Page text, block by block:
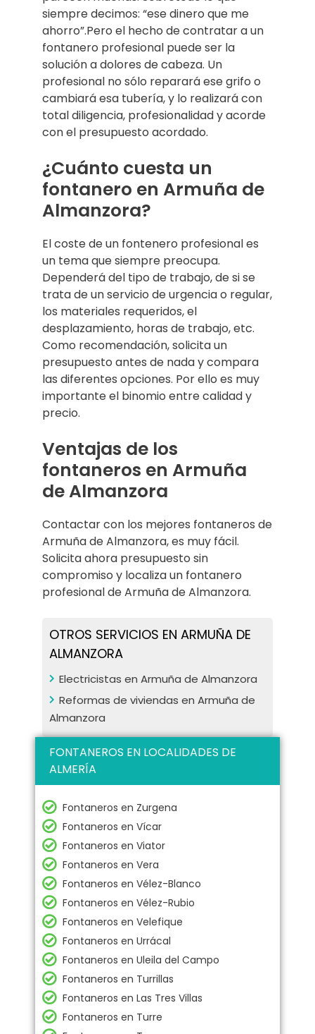
siempre decimos: “ese dinero que me
ahorro”.Pero el hecho de contratar a un
fontanero profesional puede ser la
solución a dolores de cabeza. Un
profesional no sólo reparará ese grifo o
cambiará esa tubería, y lo realizará con
total diligencia, profesionalidad y acorde
con el presupuesto acordado.
¿Cuánto cuesta un
fontanero en Armuña de
Almanzora?
El coste de un fontenero profesional es
un tema que siempre preocupa.
Dependerá del tipo de trabajo, de si se
trata de un servicio de urgencia o regular,
los materiales requeridos, el
desplazamiento, horas de trabajo, etc.
Como recomendación, solicita un
presupuesto antes de nada y compara
las diferentes opciones. Por ello es muy
importante el binomio entre calidad y
precio.
Ventajas de los
fontaneros en Armuña
de Almanzora
Contactar con los mejores fontaneros de
Armuña de Almanzora, es muy fácil.
Solicita ahora presupuesto sin
compromiso y localiza un fontanero
profesional de Armuña de Almanzora.
OTROS SERVICIOS EN ARMUÑA DE
ALMANZORA
Electricistas en Armuña de Almanzora
Reformas de viviendas en Armuña de
Almanzora
FONTANEROS EN LOCALIDADES DE
ALMERÍA
Fontaneros en Zurgena
Fontaneros en Vícar
Fontaneros en Viator
Fontaneros en Vera
Fontaneros en Vélez-Blanco
Fontaneros en Vélez-Rubio
Fontaneros en Velefique
Fontaneros en Urrácal
Fontaneros en Uleila del Campo
Fontaneros en Turrillas
Fontaneros en Las Tres Villas
Fontaneros en Turre